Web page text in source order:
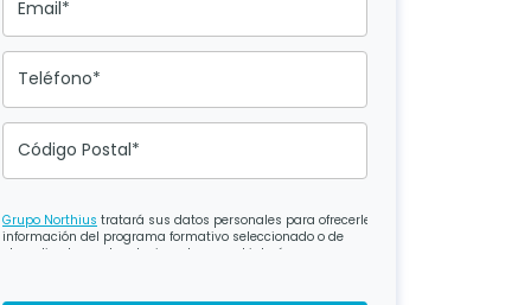
Email*
Teléfono*
Código Postal*
Grupo Northius tratará sus datos personales para ofrecerle
información del programa formativo seleccionado o de
otros directamente relacionados con el interés